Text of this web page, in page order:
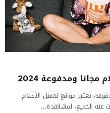
ومدفوعة 2024
تعتبر مواقع تحميل الأفلام
عنه الجميع، لمشاهدة...